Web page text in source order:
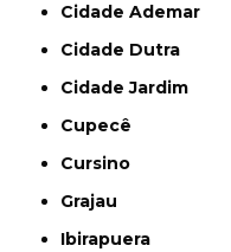
Cidade Ademar
Cidade Dutra
Cidade Jardim
Cupecê
Cursino
Grajau
Ibirapuera